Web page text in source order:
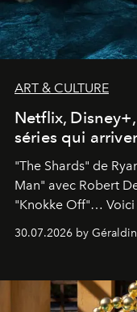
ART & CULTURE
Netflix,
séries qui
"The Shards" de
Man" avec Robert
"Knokke Off"… Voici
plateformes de
30.07.2026 by